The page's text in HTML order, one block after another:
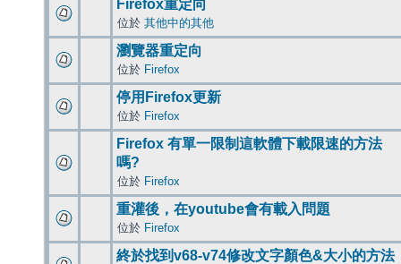
Firefox重定向
位於 其他中的其他
瀏覽器重定向
位於 Firefox
停用Firefox更新
位於 Firefox
Firefox 有單一限制這軟體下載限速的方法
嗎?
位於 Firefox
重灌後，在youtube會有載入問題
位於 Firefox
終於找到v68-v74修改文字顏色&大小的方法